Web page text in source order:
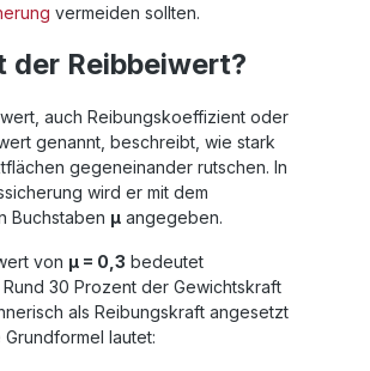
vermeiden sollten.
der Reibbeiwert?
auch Reibungskoeffizient oder
genannt, beschreibt, wie stark
gegeneinander rutschen. In
wird er mit dem
Buchstaben µ angegeben.
von µ = 0,3 bedeutet
30 Prozent der Gewichtskraft
als Reibungskraft angesetzt
lautet: